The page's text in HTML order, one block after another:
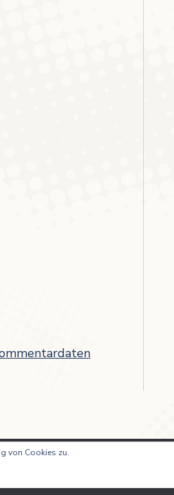
Sprooch- a
von Cookies zu.